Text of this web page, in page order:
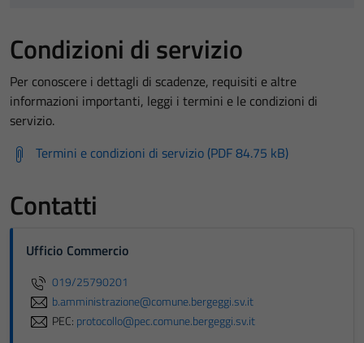
Condizioni di servizio
Per conoscere i dettagli di scadenze, requisiti e altre
informazioni importanti, leggi i termini e le condizioni di
servizio.
Termini e condizioni di servizio (PDF 84.75 kB)
Contatti
Ufficio Commercio
019/25790201
b.amministrazione@comune.bergeggi.sv.it
PEC: protocollo@pec.comune.bergeggi.sv.it